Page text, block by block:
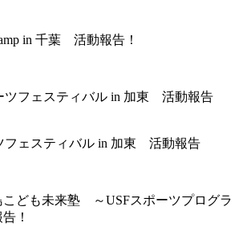
in 千葉 活動報告！
フェスティバル in 加東 活動報告